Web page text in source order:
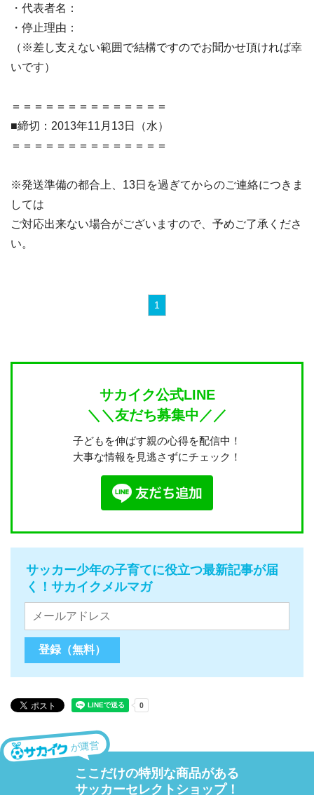
・代表者名：
・停止理由：
（※差し支えない範囲で結構ですのでお聞かせ頂ければ幸
いです）
＝＝＝＝＝＝＝＝＝＝＝＝＝＝
■締切：2013年11月13日（水）
＝＝＝＝＝＝＝＝＝＝＝＝＝＝
※発送準備の都合上、13日を過ぎてからのご連絡につきま
しては
ご対応出来ない場合がございますので、予めご了承くださ
い。
1
サカイク公式LINE
＼＼友だち募集中／／
子どもを伸ばす親の心得を配信中！
大事な情報を見逃さずにチェック！
サッカー少年の子育てに役立つ最新記事が届
く！サカイクメルマガ
が運営
ここだけの特別な商品がある
サッカーセレクトショップ！